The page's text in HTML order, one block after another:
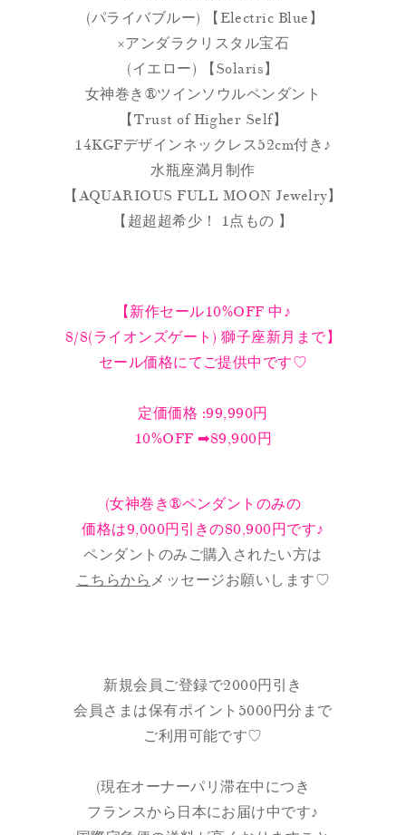
(パライバブルー) 【Electric Blue】
×アンダラクリスタル宝石
(イエロー) 【Solaris】
女神巻き®ツインソウルペンダント
【Trust of Higher Self】
14KGFデザインネックレス52cm付き♪
水瓶座満月制作
【AQUARIOUS FULL MOON Jewelry】
【超超超希少！ 1点もの 】
【新作セール10%OFF 中♪
8/8(ライオンズゲート) 獅子座新月まで】
セール価格にてご提供中です♡
定価価格 :99,990円
10%OFF ➡︎89,900円
(女神巻き®ペンダントのみの
価格は9,000円引きの80,900円です♪
ペンダントのみご購入されたい方は
こちらから メッセージお願いします♡
新規会員ご登録で2000円引き
会員さまは保有ポイント5000円分まで
ご利用可能です♡
(現在オーナーパリ滞在中につき
フランスから日本にお届け中です♪